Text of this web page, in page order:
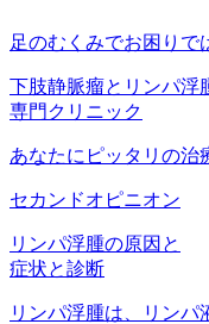
足のむくみでお困りで
下肢静脈瘤とリンパ浮
専門クリニック
あなたにピッタリの治
セカンドオピニオン
リンパ浮腫の原因と
症状と診断
リンパ浮腫は、リンパ